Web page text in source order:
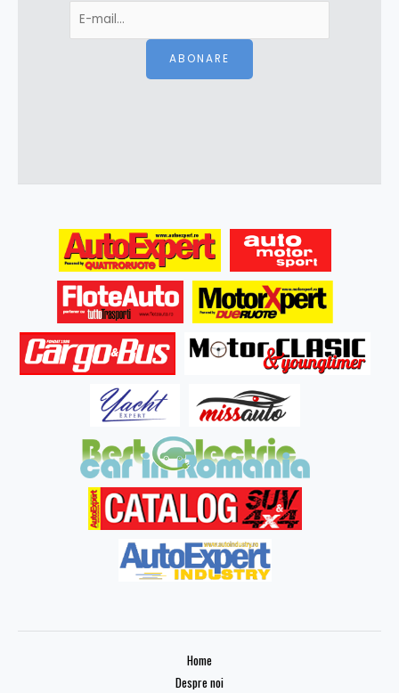
ABONARE
Home
Despre noi